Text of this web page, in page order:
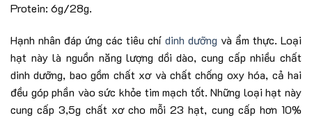
Protein: 6g/28g.
Hạnh nhân đáp ứng các tiêu chí dinh dưỡng và ẩm thực. Loại
hạt này là nguồn năng lượng dồi dào, cung cấp nhiều chất
dinh dưỡng, bao gồm chất xơ và chất chống oxy hóa, cả hai
đều góp phần vào sức khỏe tim mạch tốt. Những loại hạt này
cung cấp 3,5g chất xơ cho mỗi 23 hạt, cung cấp hơn 10%